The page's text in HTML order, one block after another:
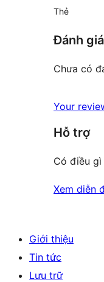
Thẻ
Đánh giá
Chưa có
Your
Hỗ trợ
Có điều gì
Xem diễn
Giới thiệu
Tin tức
Lưu trữ